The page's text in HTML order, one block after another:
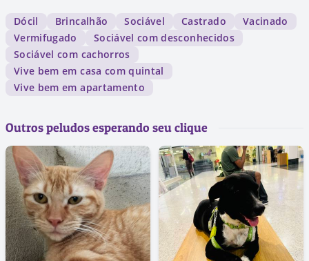
Dócil Brincalhão Sociável Castrado
Vacinado
Vermifugado
Sociável com desconhecidos
Sociável com cachorros
Vive bem em casa com quintal
Vive bem em apartamento
Outros peludos esperando seu clique